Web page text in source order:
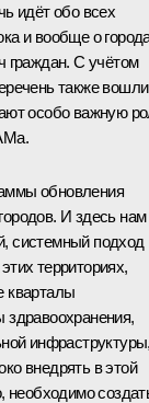
идёт обо всех
и вообще о
граждан. С учётом
также вошли
особо важную
обновления
И здесь нам
системный подход
территориях,
кварталы
здравоохранения,
внедрять в этой
необходимо